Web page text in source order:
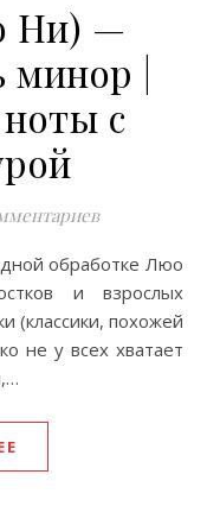
Ни) —
минор |
с
и взрослых
(классики, похожей
не у всех хватает